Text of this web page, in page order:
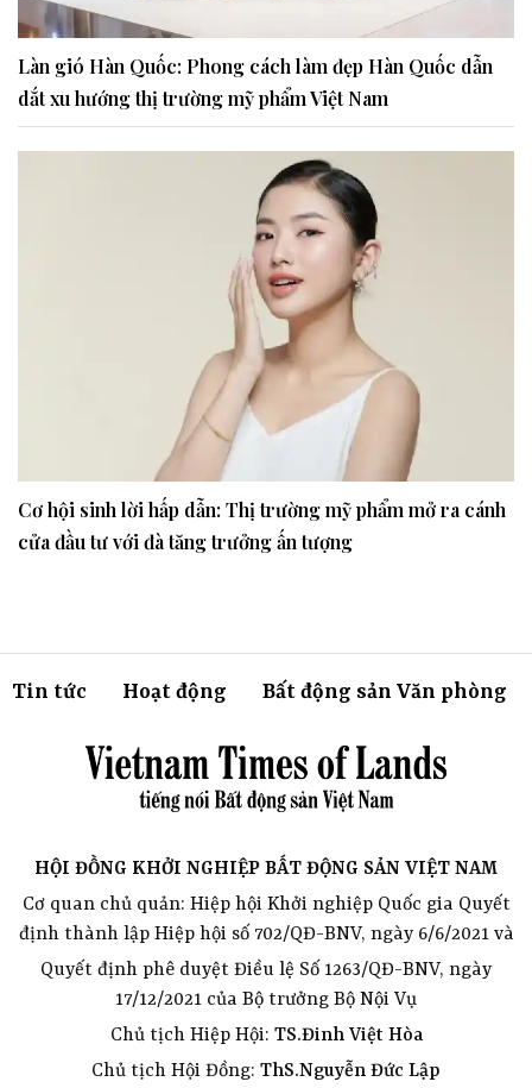
Làn gió Hàn Quốc: Phong cách làm đẹp Hàn Quốc dẫn
dắt xu hướng thị trường mỹ phẩm Việt Nam
Cơ hội sinh lời hấp dẫn: Thị trường mỹ phẩm mở ra cánh
cửa đầu tư với đà tăng trưởng ấn tượng
Tin tức Hoạt động Bất động sản Văn phòng
HỘI ĐỒNG KHỞI NGHIỆP BẤT ĐỘNG SẢN VIỆT NAM
Cơ quan chủ quản: Hiệp hội Khởi nghiệp Quốc gia Quyết
định thành lập Hiệp hội số 702/QĐ-BNV, ngày 6/6/2021 và
Quyết định phê duyệt Điều lệ Số 1263/QĐ-BNV, ngày
17/12/2021 của Bộ trưởng Bộ Nội Vụ
Chủ tịch Hiệp Hội: TS.Đinh Việt Hòa
Chủ tịch Hội Đồng: ThS.Nguyễn Đức Lập